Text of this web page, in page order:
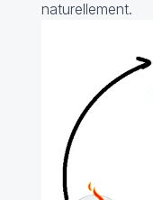
naturellement.